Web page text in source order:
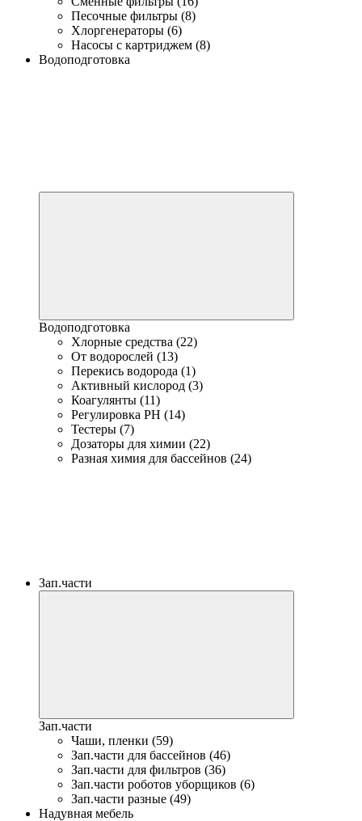
Песочные фильтры (8)
Хлоргенераторы (6)
Насосы с картриджем (8)
Водоподготовка
Водоподготовка
Хлорные средства (22)
От водорослей (13)
Перекись водорода (1)
Активный кислород (3)
Коагулянты (11)
Регулировка PH (14)
Тестеры (7)
Дозаторы для химии (22)
Разная химия для бассейнов (24)
Зап.части
Зап.части
Чаши, пленки (59)
Зап.части для бассейнов (46)
Зап.части для фильтров (36)
Зап.части роботов уборщиков (6)
Зап.части разные (49)
Надувная мебель